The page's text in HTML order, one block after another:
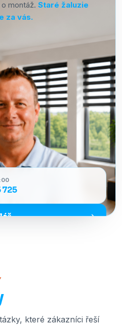
montáž. Staré žaluzie
za vás.
725
které zákazníci řeší